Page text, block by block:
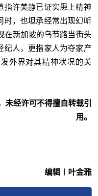
指许美静已证实患上精神
时，也坦承经常出现幻听
在新加坡的乌节路当街头
纪人，更指家人为夺家产
外界对其精神状况的关
未经许可不得擅自转载引
用。
编辑︱叶金雅